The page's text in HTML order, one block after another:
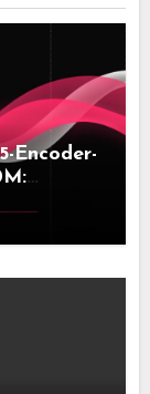
Encoder-